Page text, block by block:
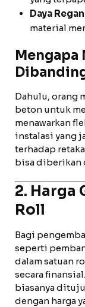
Daya
material
Mengapa
Dahulu, orang
beton untuk
menawarkan
instalasi yang
terhadap
bisa diberikan
2. Harga
Roll
Bagi
seperti
dalam satuan
secara finansial.
biasanya
dengan harga